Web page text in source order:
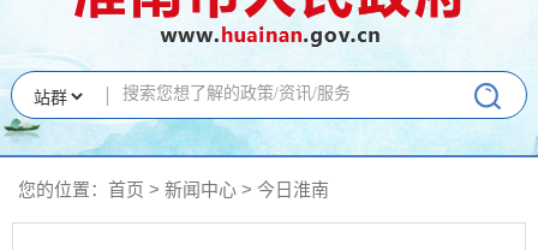
您的位置： 首页 > 新闻中心 > 今日淮南